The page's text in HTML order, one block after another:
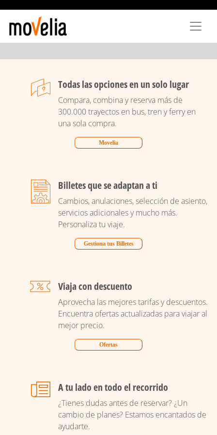
principal
Todas las opciones en un solo lugar
Compara, combina y reserva más de
300.000 trayectos en bus, tren y ferry en
una sola compra.
Movelia
Billetes que se adaptan a ti
Cambios, anulaciones, selección de asiento,
servicios adicionales y mucho más.
Personaliza tu viaje.
Gestiona tus Billetes
Viaja con descuento
Aprovecha las mejores tarifas y descuentos.
Encuentra ofertas actualizadas para viajar al
mejor precio.
Ofertas
A tu lado en todo el recorrido
¿Tienes dudas antes de reservar? ¿Un
cambio de planes? Estamos encantados de
ayudarte.